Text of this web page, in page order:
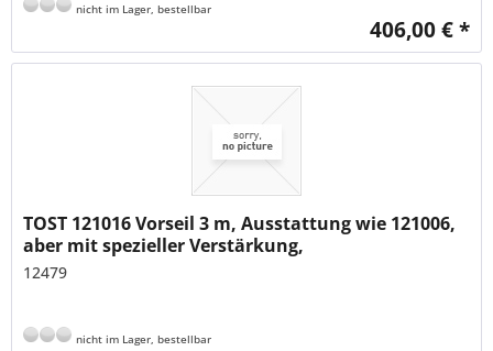
nicht im Lager, bestellbar
406,00 € *
TOST 121016 Vorseil 3 m, Ausstattung wie 121006,
aber mit spezieller Verstärkung,
12479
nicht im Lager, bestellbar